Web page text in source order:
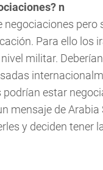
n
pero
Para ello los
militar.
podrían estar
mensaje de Arabia
y deciden tener